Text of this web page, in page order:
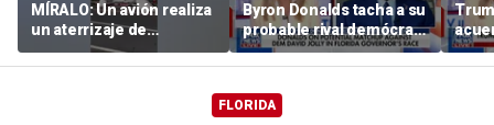
MÍRALO: Un avión realiza
un aterrizaje de
emergencia en la calle
principal del pueblo
Byron Donalds tacha a su
probable rival demócrata
de «caballo de Troya» de
la izquierda radical
FLORIDA